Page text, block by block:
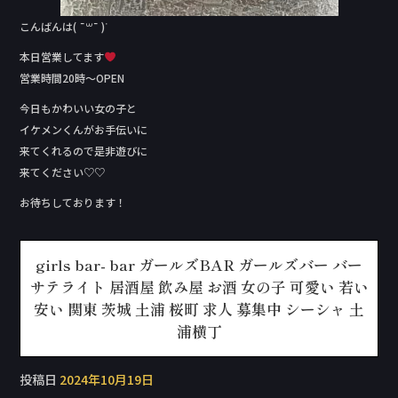
こんばんは( ¯꒳¯ )ᐝ
本日営業してます
営業時間20時〜OPEN
今日もかわいい女の子と
イケメンくんがお手伝いに
来てくれるので是非遊びに
来てください♡♡
お待ちしております！
girls bar- bar ガールズBAR ガールズバー バー
サテライト 居酒屋 飲み屋 お酒 女の子 可愛い 若い
安い 関東 茨城 土浦 桜町 求人 募集中 シーシャ 土
浦横丁
投稿日 2024年10月19日